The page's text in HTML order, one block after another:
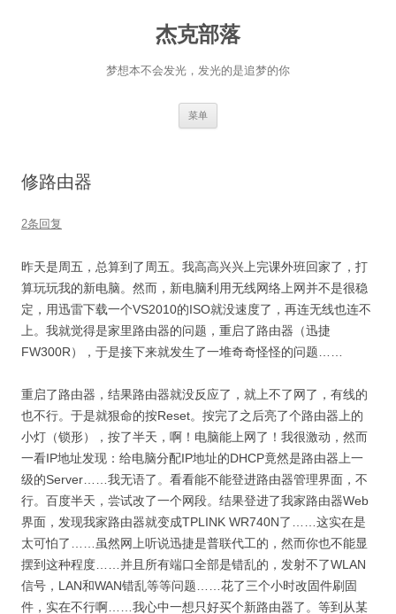
杰克部落
梦想本不会发光，发光的是追梦的你
菜单
修路由器
2条回复
昨天是周五，总算到了周五。我高高兴兴上完课外班回家了，打
算玩玩我的新电脑。然而，新电脑利用无线网络上网并不是很稳
定，用迅雷下载一个VS2010的ISO就没速度了，再连无线也连不
上。我就觉得是家里路由器的问题，重启了路由器（迅捷
FW300R），于是接下来就发生了一堆奇奇怪怪的问题……
重启了路由器，结果路由器就没反应了，就上不了网了，有线的
也不行。于是就狠命的按Reset。按完了之后亮了个路由器上的
小灯（锁形），按了半天，啊！电脑能上网了！我很激动，然而
一看IP地址发现：给电脑分配IP地址的DHCP竟然是路由器上一
级的Server……我无语了。看看能不能登进路由器管理界面，不
行。百度半天，尝试改了一个网段。结果登进了我家路由器Web
界面，发现我家路由器就变成TPLINK WR740N了……这实在是
太可怕了……虽然网上听说迅捷是普联代工的，然而你也不能显
摆到这种程度……并且所有端口全部是错乱的，发射不了WLAN
信号，LAN和WAN错乱等等问题……花了三个小时改固件刷固
件，实在不行啊……我心中一想只好买个新路由器了。等到从某